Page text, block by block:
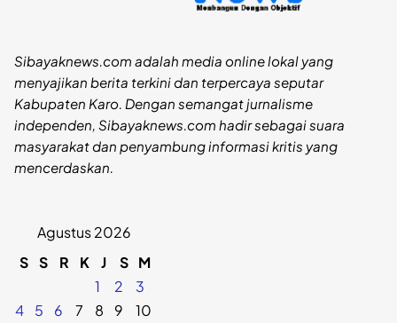
Sibayaknews.com adalah media online lokal yang
menyajikan berita terkini dan terpercaya seputar
Kabupaten Karo. Dengan semangat jurnalisme
independen, Sibayaknews.com hadir sebagai suara
masyarakat dan penyambung informasi kritis yang
mencerdaskan.
Agustus 2026
S S R K J S M
1
2
3
4
5 6 7 8 9
10